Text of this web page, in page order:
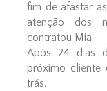
fim de afastar
atenção dos
contratou Mia.
Após 24 dias
próximo cliente
trás.